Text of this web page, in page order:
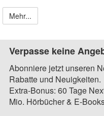
Mehr...
Verpasse keine
Abonniere jetzt unseren
Rabatte und Neuigkeiten.
Extra-Bonus: 60 Tage
Mio. Hörbücher & E-